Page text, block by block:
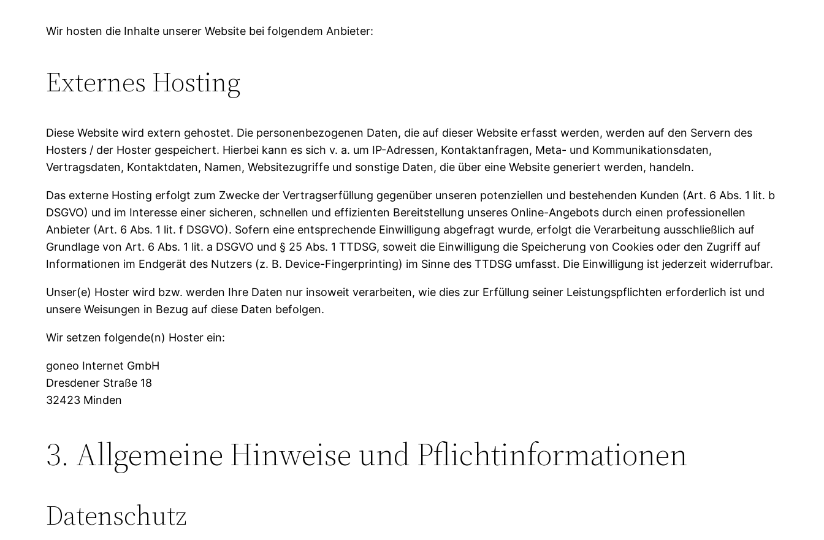
Wir hosten die Inhalte unserer Website bei folgendem Anbieter:
Externes Hosting
Diese Website wird extern gehostet. Die personenbezogenen Daten, die auf dieser Website erfasst werden, werden auf den Servern des
Hosters / der Hoster gespeichert. Hierbei kann es sich v. a. um IP-Adressen, Kontaktanfragen, Meta- und Kommunikationsdaten,
Vertragsdaten, Kontaktdaten, Namen, Websitezugriffe und sonstige Daten, die über eine Website generiert werden, handeln.
Das externe Hosting erfolgt zum Zwecke der Vertragserfüllung gegenüber unseren potenziellen und bestehenden Kunden (Art. 6 Abs. 1 lit. b
DSGVO) und im Interesse einer sicheren, schnellen und effizienten Bereitstellung unseres Online-Angebots durch einen professionellen
Anbieter (Art. 6 Abs. 1 lit. f DSGVO). Sofern eine entsprechende Einwilligung abgefragt wurde, erfolgt die Verarbeitung ausschließlich auf
Grundlage von Art. 6 Abs. 1 lit. a DSGVO und § 25 Abs. 1 TTDSG, soweit die Einwilligung die Speicherung von Cookies oder den Zugriff auf
Informationen im Endgerät des Nutzers (z. B. Device-Fingerprinting) im Sinne des TTDSG umfasst. Die Einwilligung ist jederzeit widerrufbar.
Unser(e) Hoster wird bzw. werden Ihre Daten nur insoweit verarbeiten, wie dies zur Erfüllung seiner Leistungspflichten erforderlich ist und
unsere Weisungen in Bezug auf diese Daten befolgen.
Wir setzen folgende(n) Hoster ein:
goneo Internet GmbH
Dresdener Straße 18
32423 Minden
3. Allgemeine Hinweise und Pflicht­informationen
Datenschutz